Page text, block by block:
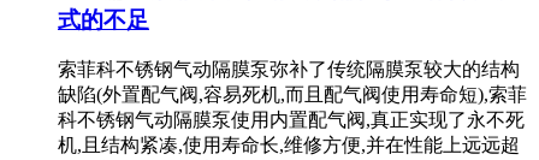
式的不足
索菲科不锈钢气动隔膜泵弥补了传统隔膜泵较大的结构
缺陷(外置配气阀,容易死机,而且配气阀使用寿命短),索菲
科不锈钢气动隔膜泵使用内置配气阀,真正实现了永不死
机,且结构紧凑,使用寿命长,维修方便,并在性能上远远超